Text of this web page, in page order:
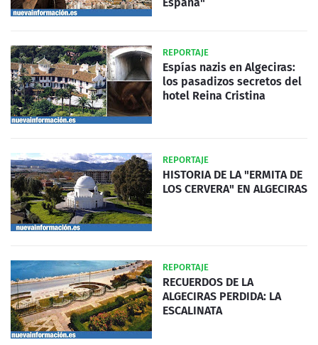
España"
REPORTAJE
Espías nazis en Algeciras:
los pasadizos secretos del
hotel Reina Cristina
REPORTAJE
HISTORIA DE LA "ERMITA DE
LOS CERVERA" EN ALGECIRAS
REPORTAJE
RECUERDOS DE LA
ALGECIRAS PERDIDA: LA
ESCALINATA